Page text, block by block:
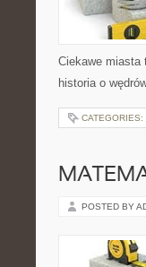
Ciekawe miasta
historia o
CATEGORIES:
POSTED BY